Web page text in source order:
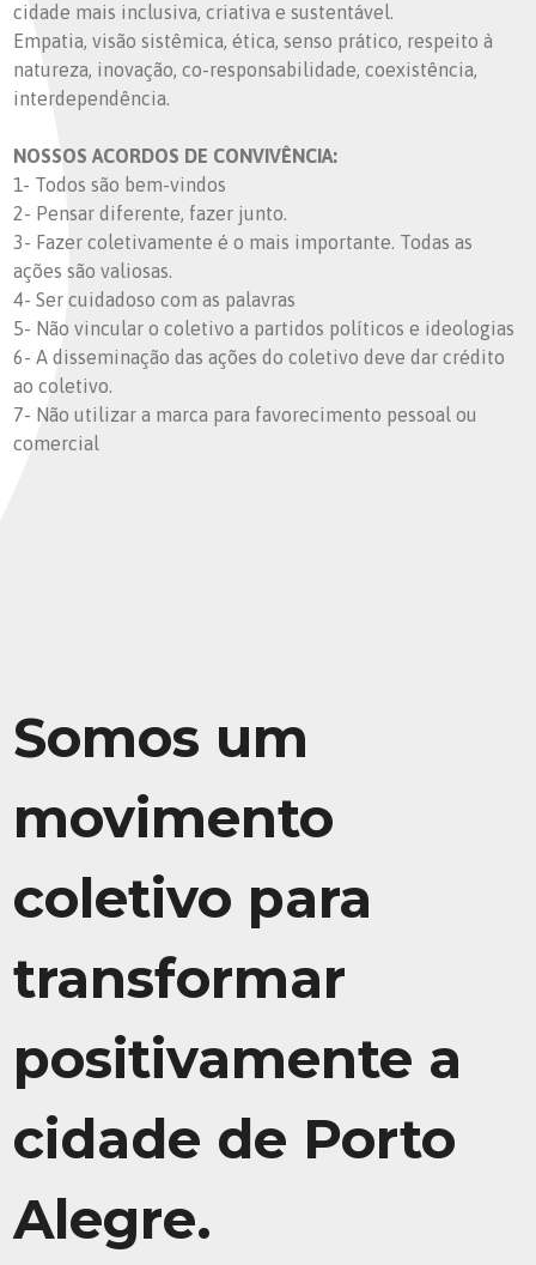
cidade mais inclusiva, criativa e sustentável.
Empatia, visão sistêmica, ética, senso prático, respeito à
natureza, inovação, co-responsabilidade, coexistência,
interdependência.
NOSSOS ACORDOS DE CONVIVÊNCIA:
1- Todos são bem-vindos
2- Pensar diferente, fazer junto.
3- Fazer coletivamente é o mais importante. Todas as
ações são valiosas.
4- Ser cuidadoso com as palavras
5- Não vincular o coletivo a partidos políticos e ideologias
6- A disseminação das ações do coletivo deve dar crédito
ao coletivo.
7- Não utilizar a marca para favorecimento pessoal ou
comercial
Somos um
movimento
coletivo para
transformar
positivamente a
cidade de Porto
Alegre.